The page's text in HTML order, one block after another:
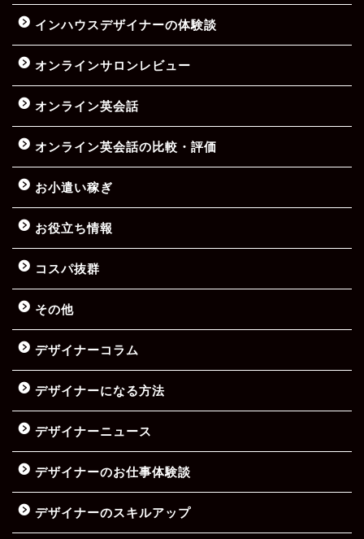
インハウスデザイナーの体験談
オンラインサロンレビュー
オンライン英会話
オンライン英会話の比較・評価
お小遣い稼ぎ
お役立ち情報
コスパ抜群
その他
デザイナーコラム
デザイナーになる方法
デザイナーニュース
デザイナーのお仕事体験談
デザイナーのスキルアップ